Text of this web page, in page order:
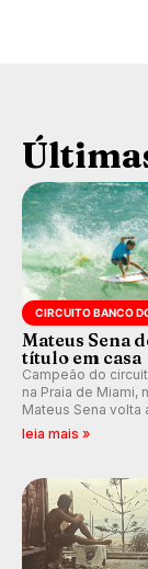
CIRCUITO BANCO
Mateus Sena
título em casa
Campeão do
na Praia de Miami,
Mateus Sena volta
em casa em busca
leia mais »